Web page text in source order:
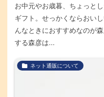
お中元やお歳暮、ちょっと
ギフト。せっかくならおい
んなときにおすすめなのが
する森彦は...
ネット通販について